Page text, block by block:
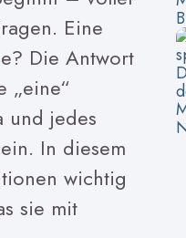
Eine
Die Antwort
„eine“
und jedes
In diesem
wichtig
sie mit